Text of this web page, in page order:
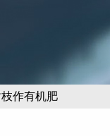
作有机肥